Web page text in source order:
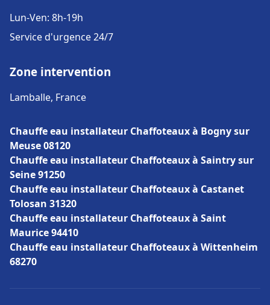
Lun-Ven: 8h-19h
Service d'urgence 24/7
Zone intervention
Lamballe, France
Chauffe eau installateur Chaffoteaux à Bogny sur
Meuse 08120
Chauffe eau installateur Chaffoteaux à Saintry sur
Seine 91250
Chauffe eau installateur Chaffoteaux à Castanet
Tolosan 31320
Chauffe eau installateur Chaffoteaux à Saint
Maurice 94410
Chauffe eau installateur Chaffoteaux à Wittenheim
68270